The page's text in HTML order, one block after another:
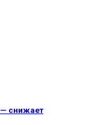
— снижает